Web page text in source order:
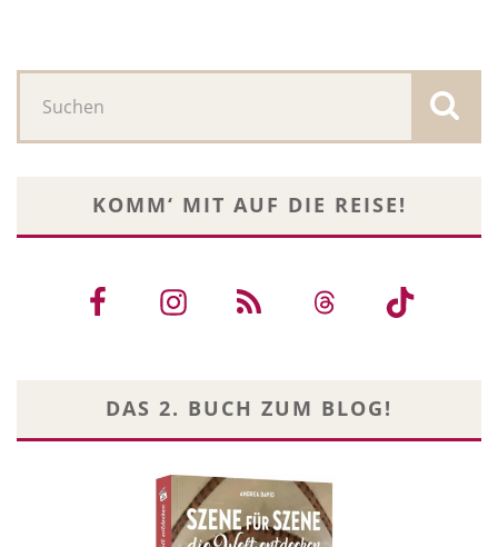
KOMM‘ MIT AUF DIE REISE!
DAS 2. BUCH ZUM BLOG!